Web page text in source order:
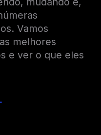
Vamos
melhores
e ver o que eles